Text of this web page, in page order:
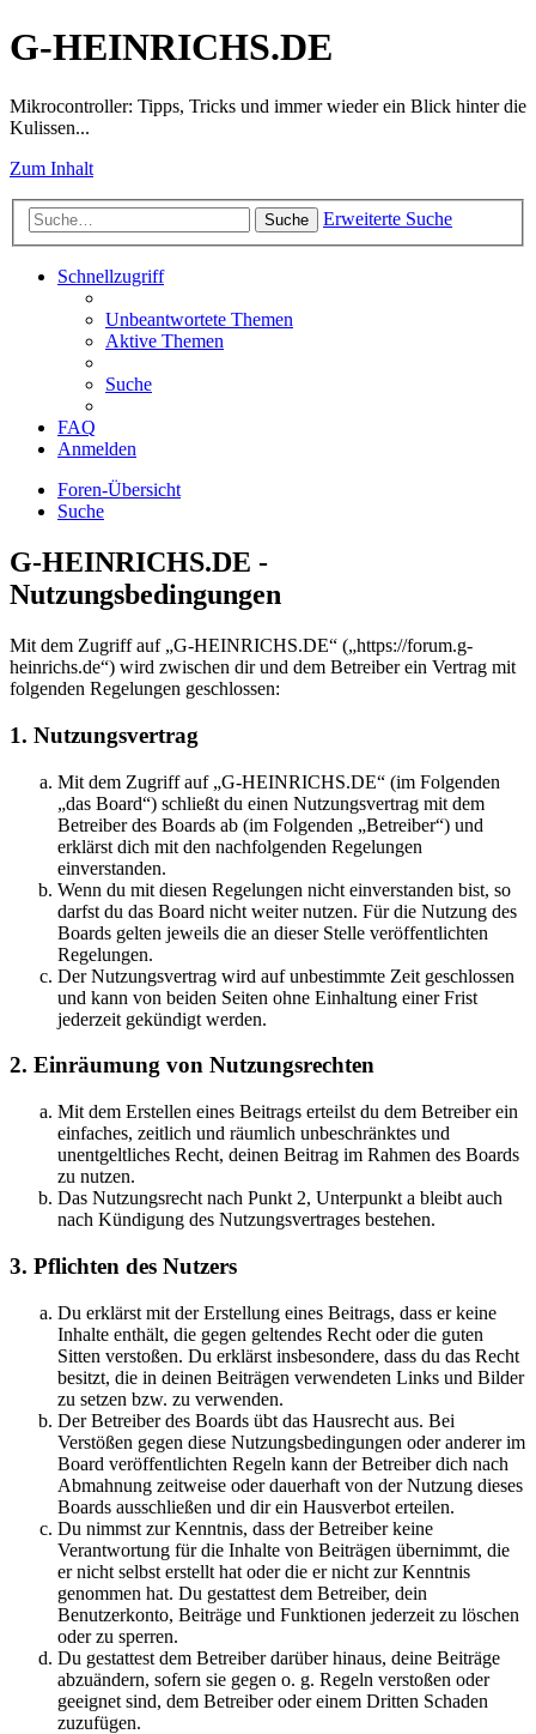
G-HEINRICHS.DE
Mikrocontroller: Tipps, Tricks und immer wieder ein Blick hinter die
Kulissen...
Zum Inhalt
Suche Erweiterte Suche
Schnellzugriff
Unbeantwortete Themen
Aktive Themen
Suche
FAQ
Anmelden
Foren-Übersicht
Suche
G-HEINRICHS.DE -
Nutzungsbedingungen
Mit dem Zugriff auf „G-HEINRICHS.DE“ („https://forum.g-
heinrichs.de“) wird zwischen dir und dem Betreiber ein Vertrag mit
folgenden Regelungen geschlossen:
1. Nutzungsvertrag
Mit dem Zugriff auf „G-HEINRICHS.DE“ (im Folgenden
„das Board“) schließt du einen Nutzungsvertrag mit dem
Betreiber des Boards ab (im Folgenden „Betreiber“) und
erklärst dich mit den nachfolgenden Regelungen
einverstanden.
Wenn du mit diesen Regelungen nicht einverstanden bist, so
darfst du das Board nicht weiter nutzen. Für die Nutzung des
Boards gelten jeweils die an dieser Stelle veröffentlichten
Regelungen.
Der Nutzungsvertrag wird auf unbestimmte Zeit geschlossen
und kann von beiden Seiten ohne Einhaltung einer Frist
jederzeit gekündigt werden.
2. Einräumung von Nutzungsrechten
Mit dem Erstellen eines Beitrags erteilst du dem Betreiber ein
einfaches, zeitlich und räumlich unbeschränktes und
unentgeltliches Recht, deinen Beitrag im Rahmen des Boards
zu nutzen.
Das Nutzungsrecht nach Punkt 2, Unterpunkt a bleibt auch
nach Kündigung des Nutzungsvertrages bestehen.
3. Pflichten des Nutzers
Du erklärst mit der Erstellung eines Beitrags, dass er keine
Inhalte enthält, die gegen geltendes Recht oder die guten
Sitten verstoßen. Du erklärst insbesondere, dass du das Recht
besitzt, die in deinen Beiträgen verwendeten Links und Bilder
zu setzen bzw. zu verwenden.
Der Betreiber des Boards übt das Hausrecht aus. Bei
Verstößen gegen diese Nutzungsbedingungen oder anderer im
Board veröffentlichten Regeln kann der Betreiber dich nach
Abmahnung zeitweise oder dauerhaft von der Nutzung dieses
Boards ausschließen und dir ein Hausverbot erteilen.
Du nimmst zur Kenntnis, dass der Betreiber keine
Verantwortung für die Inhalte von Beiträgen übernimmt, die
er nicht selbst erstellt hat oder die er nicht zur Kenntnis
genommen hat. Du gestattest dem Betreiber, dein
Benutzerkonto, Beiträge und Funktionen jederzeit zu löschen
oder zu sperren.
Du gestattest dem Betreiber darüber hinaus, deine Beiträge
abzuändern, sofern sie gegen o. g. Regeln verstoßen oder
geeignet sind, dem Betreiber oder einem Dritten Schaden
zuzufügen.